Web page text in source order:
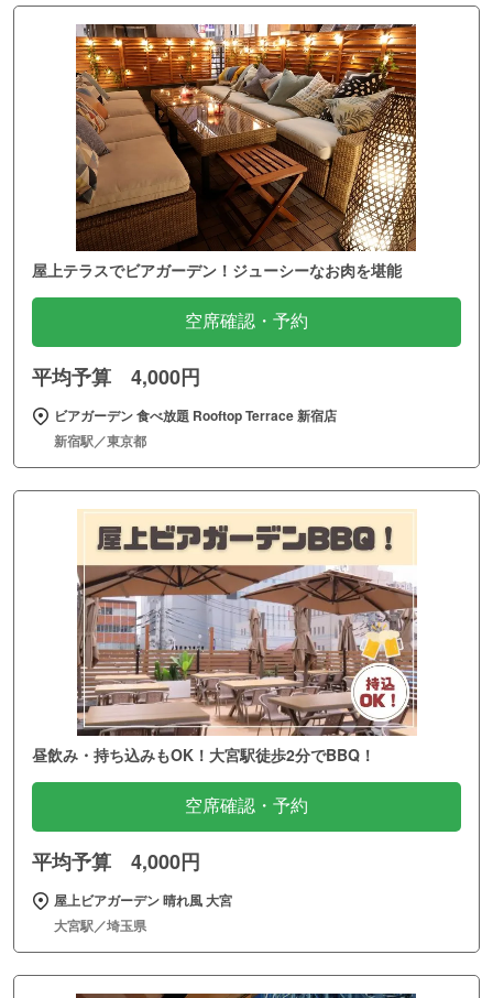
屋上テラスでビアガーデン！ジューシーなお肉を堪能
空席確認・予約
平均予算 4,000円
ビアガーデン 食べ放題 Rooftop Terrace 新宿店
新宿駅／東京都
昼飲み・持ち込みもOK！大宮駅徒歩2分でBBQ！
空席確認・予約
平均予算 4,000円
屋上ビアガーデン 晴れ風 大宮
大宮駅／埼玉県